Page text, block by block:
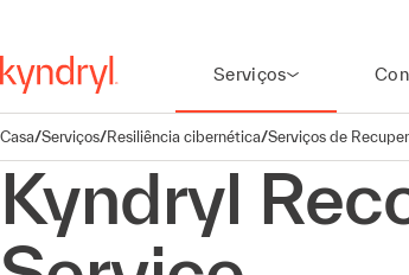
Serviços
Casa/Serviços/Resiliência cibernética/Serviços de
Kyndryl